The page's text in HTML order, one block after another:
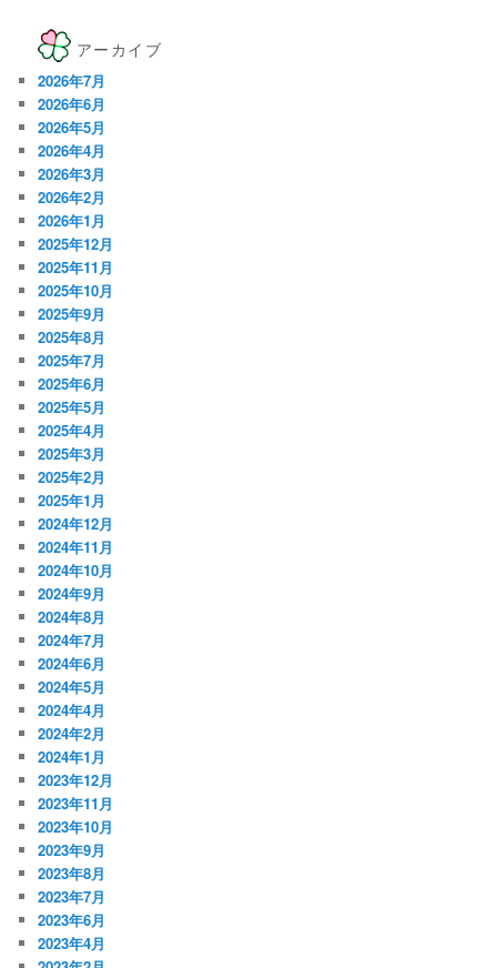
アーカイブ
2026年7月
2026年6月
2026年5月
2026年4月
2026年3月
2026年2月
2026年1月
2025年12月
2025年11月
2025年10月
2025年9月
2025年8月
2025年7月
2025年6月
2025年5月
2025年4月
2025年3月
2025年2月
2025年1月
2024年12月
2024年11月
2024年10月
2024年9月
2024年8月
2024年7月
2024年6月
2024年5月
2024年4月
2024年2月
2024年1月
2023年12月
2023年11月
2023年10月
2023年9月
2023年8月
2023年7月
2023年6月
2023年4月